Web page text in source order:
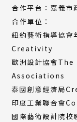
合作平台：嘉義市
合作單位：
紐約藝術指導協
Creativity
歐洲設計協會
Associations
泰國創意經濟局
印度工業聯合
國際藝術設計院